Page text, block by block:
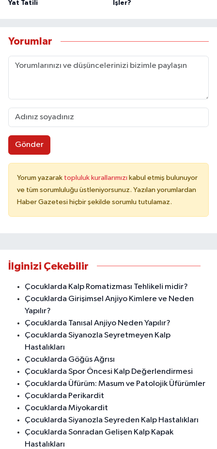
Yat Tatili İşler?
Yorumlar
Gönder
Yorum yazarak topluluk kurallarımızı kabul etmiş bulunuyor
ve tüm sorumluluğu üstleniyorsunuz. Yazılan yorumlardan
Haber Gazetesi hiçbir şekilde sorumlu tutulamaz.
İlginizi Çekebilir
Çocuklarda Kalp Romatizması Tehlikeli midir?
Çocuklarda Girişimsel Anjiyo Kimlere ve Neden
Yapılır?
Çocuklarda Tanısal Anjiyo Neden Yapılır?
Çocuklarda Siyanozla Seyretmeyen Kalp
Hastalıkları
Çocuklarda Göğüs Ağrısı
Çocuklarda Spor Öncesi Kalp Değerlendirmesi
Çocuklarda Üfürüm: Masum ve Patolojik Üfürümler
Çocuklarda Perikardit
Çocuklarda Miyokardit
Çocuklarda Siyanozla Seyreden Kalp Hastalıkları
Çocuklarda Sonradan Gelişen Kalp Kapak
Hastalıkları